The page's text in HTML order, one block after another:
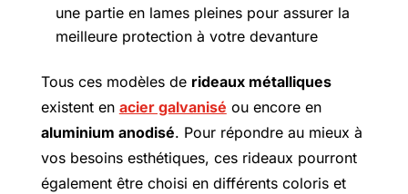
une partie en lames pleines pour assurer la
meilleure protection à votre devanture
Tous ces modèles de rideaux métalliques
existent en acier galvanisé ou encore en
aluminium anodisé. Pour répondre au mieux à
vos besoins esthétiques, ces rideaux pourront
également être choisi en différents coloris et